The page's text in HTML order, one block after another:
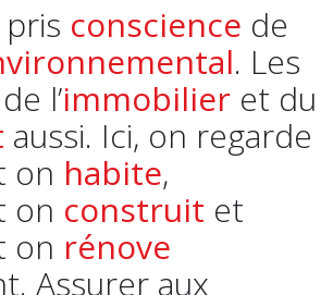
conscience de
. Les
de l’immobilier et du
aussi. Ici, on regarde
on habite,
on construit et
on rénove
Assurer aux